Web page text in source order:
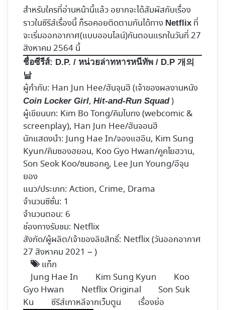
สำหรับใครที่อ่านหน้านี้แล้ว อยากจะได้สัมผัสกับเรื่อง
ราวในซีรีส์เรื่องนี้ ก็รอคอยติดตามกันได้ทาง Netflix ที่
จะเริ่มออกอากาศ(แบบออนไลน์)กันตอนแรกในวันที่ 27
สิงหาคม 2564 นี้
ชื่อซีรีส์: D.P. / หน่วยล่าทหารหนีทัพ / D.P 개의
날
ผู้กำกับ: Han Jun Hee/ฮันจุนฮี (เจ้าของผลงานหนัง
Coin Locker Girl, Hit-and-Run Squad)
ผู้เขียนบท: Kim Bo Tong/คิมโบทง (webcomic &
screenplay), Han Jun Hee/ฮันจอนฮี
นักแสดงนำ: Jung Hae In/จองแฮอิน, Kim Sung
Kyun/คิมซองฮยอน, Koo Gyo Hwan/คูคโยฮวาน,
Son Seok Koo/ซนซอกคู, Lee Jun Young/อีจุน
ยอง
แนว/ประเภท: Action, Crime, Drama
จำนวนซีซั่น: 1
จำนวนตอน: 6
ช่องทางรับชม: Netflix
สังกัด/ผู้ผลิต/เจ้าของลิขสิทธิ์: Netflix (วันออกอากาศ
27 สิงหาคม 2021 – )​
แท็ก
Jung Hae In
Kim Sung Kyun
Koo
Gyo Hwan
Netflix Original
Son Suk
Ku
ซีรีส์เกาหลีจากเว็บตูน เรื่องย่อ